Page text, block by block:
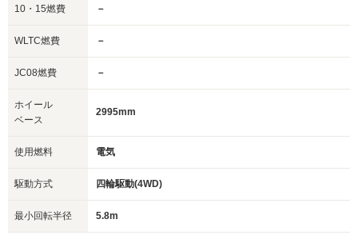
10・15燃費 －
WLTC燃費 －
JC08燃費 －
ホイール
ベース
2995mm
使用燃料 電気
駆動方式 四輪駆動(4WD)
最小回転半径 5.8m